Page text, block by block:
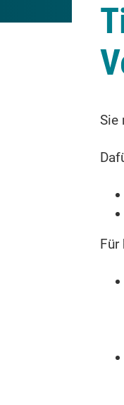
Sie
Für